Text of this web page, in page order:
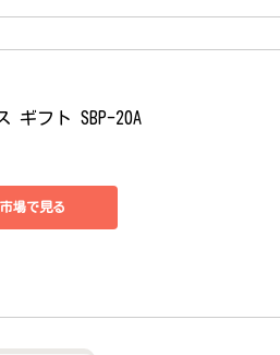
ギフト SBP-20A
場で見る